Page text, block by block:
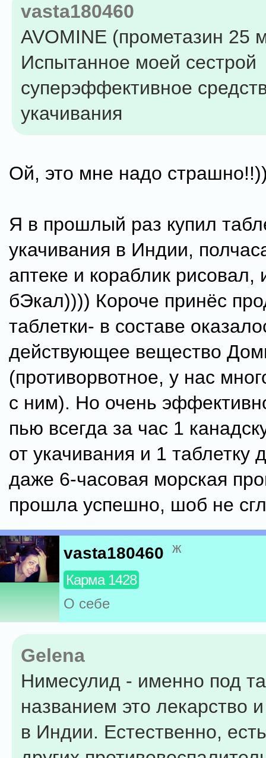
vasta180460
AVOMINE (прометазин 25
Испытанное моей сестрой
суперэффективное
укачивания
Ой, это мне надо
Я в прошлый раз купил
укачивания в Индии,
аптеке и кораблик рисовал,
бЭкал)))) Короче принёс
таблетки- в составе
действующее вещество
(противорвотное, у нас
с ним). Но очень
пью всегда за час 1
от укачивания и 1 таблетку
даже 6-часовая морская
прошла успешно, шоб не
vasta180460 ж
Карма 1428
О себе
Gelena
Нимесулид - именно под
названием это лекарство
в Индии. Естественно,